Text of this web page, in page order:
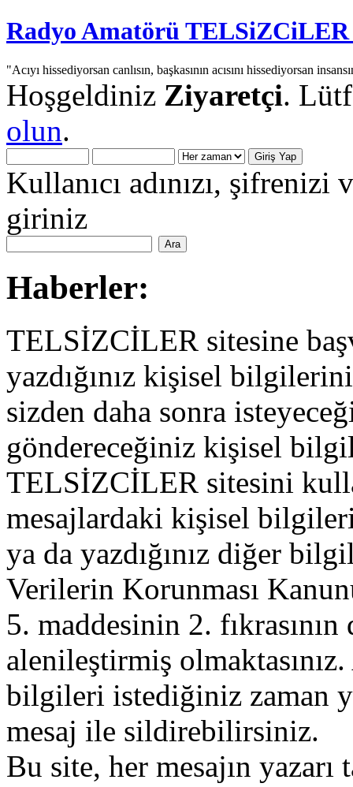
Radyo Amatörü
"Acıyı hissediyorsan canlısın, başkasının acısını hissediyorsan
Hoşgeldiniz Ziyaretçi.
olun.
Kullanıcı adınızı,
giriniz
Haberler:
TELSİZCİLER sitesine
yazdığınız kişisel
sizden daha sonra
göndereceğiniz kişisel
TELSİZCİLER sitesini
mesajlardaki kişisel
ya da yazdığınız diğer
Verilerin Korunması
5. maddesinin 2.
alenileştirmiş
bilgileri istediğiniz zaman
mesaj ile sildirebilirsiniz.
Bu site, her mesajın